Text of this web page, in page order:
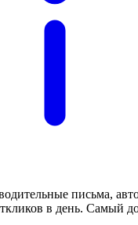
письма,
в день. Самый